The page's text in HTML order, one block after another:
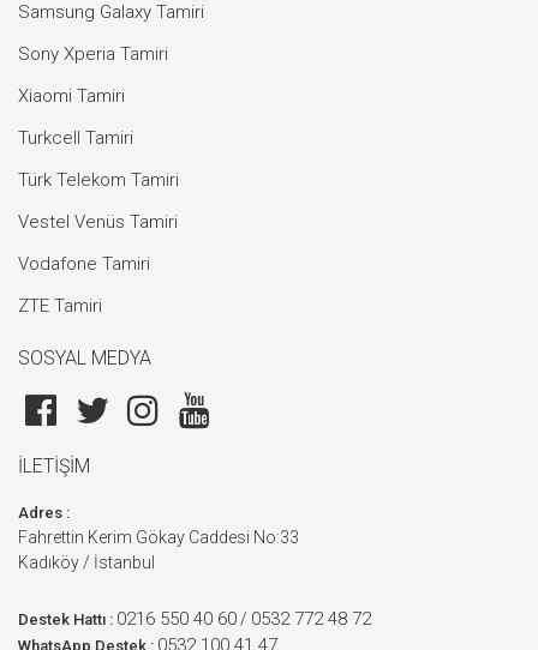
Samsung Galaxy Tamiri
Sony Xperia Tamiri
Xiaomi Tamiri
Turkcell Tamiri
Türk Telekom Tamiri
Vestel Venüs Tamiri
Vodafone Tamiri
ZTE Tamiri
SOSYAL MEDYA
İLETİŞİM
Adres :
Fahrettin Kerim Gökay Caddesi No:33
Kadıköy / İstanbul
Destek Hattı : 0216 550 40 60 / 0532 772 48 72
WhatsApp Destek : 0532 100 41 47